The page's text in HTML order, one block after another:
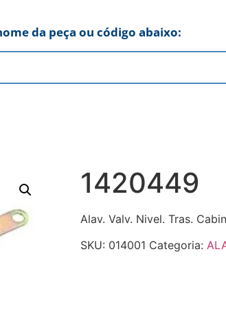
da peça ou código abaixo:
1420449
Alav. Valv. Nivel. Tras.
SKU: 014001 Categoria: